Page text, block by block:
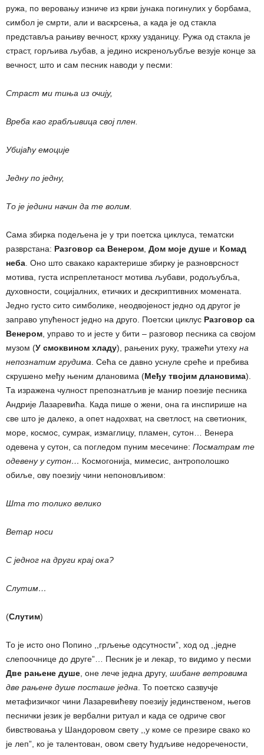
ружа, по веровању изниче из крви јунака погинулих у борбама,
симбол је смрти, али и васкрсења, а када је од стакла
представља рањиву вечност, крхку узданицу. Ружа од стакла је
страст, горљива љубав, а једино искренољубље везује конце за
вечност, што и сам песник наводи у песми:
Страст ми тиња из очију,
Вреба као грабљивица свој плен.
Убијаћу емоције
Једну по једну,
То је једини начин да те волим.
Сама збирка подељена је у три поетска циклуса, тематски
разврстана: Разговор са Венером Дом моје душе и Комад
неба . Оно што свакако карактерише збирку је разноврсност
мотива, густа испреплетаност мотива љубави, родољубља,
духовности, социјалних, етичких и дескриптивних момената.
Једно густо сито симболике, неодвојеност једно од другог је
заправо упућеност једно на друго. Поетски циклус Разговор са
Венером , управо то и јесте у бити ‒ разговор песника са својом
музом (У смоквином хладу), рањених руку, тражећи утеху на
непознатим грудима . Сећа се давно уснуле среће и пребива
скрушено међу њеним длановима (Међу твојим длановима).
Та изражена чулност препознатљив је манир поезије песника
Андрије Лазаревића. Када пише о жени, она га инспирише на
све што је далеко, а опет надохват, на светлост, на светионик,
море, космос, сумрак, измаглицу, пламен, сутон… Венера
одевена у сутон, са погледом пуним месечине: Посматрам те
одевену у сутон… Космогонија, мимесис, антрополошко
обиље, ову поезију чини непоновљивом:
Шта то толико велико
Ветар носи
С једног на други крај ока?
Слутим…
(Слутим)
То је исто оно Попино ,,грљење одсутности”, ход од ,,једне
слепоочнице до друге”… Песник је и лекар, то видимо у песми
Две рањене душе , оне лече једна другу, шибане ветровима
две рањене душе посташе једна . То поетско сазвучје
метафизичког чини Лазаревићеву поезију јединственом, његов
песнички језик је вербални ритуал и када се одриче свог
бивствовања у Шандоровом свету ,,у коме се презире свако ко
је леп”, ко је талентован, овом свету ћудљиве недоречености,